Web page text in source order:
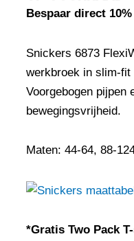
€102,97.
Bespaar direct 10%
Snickers 6873
werkbroek in slim-fit
Voorgebogen pijpen
bewegingsvrijheid.
Maten: 44-64, 88-
*Gratis Two Pack